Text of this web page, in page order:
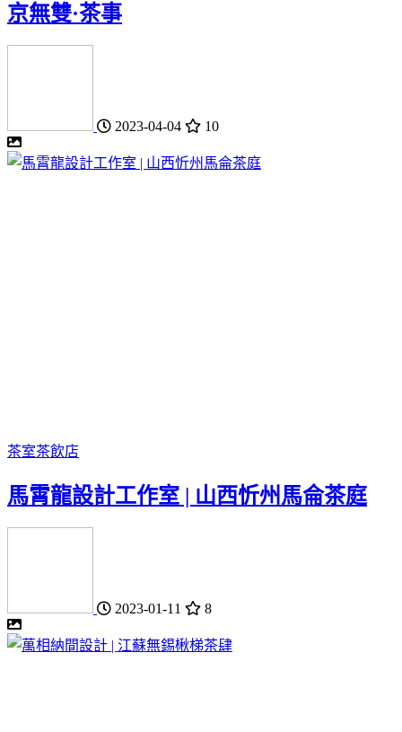
京無雙·茶事
2023-04-04 10
茶室茶飲店
馬霄龍設計工作室 | 山西忻州馬侖茶庭
2023-01-11 8